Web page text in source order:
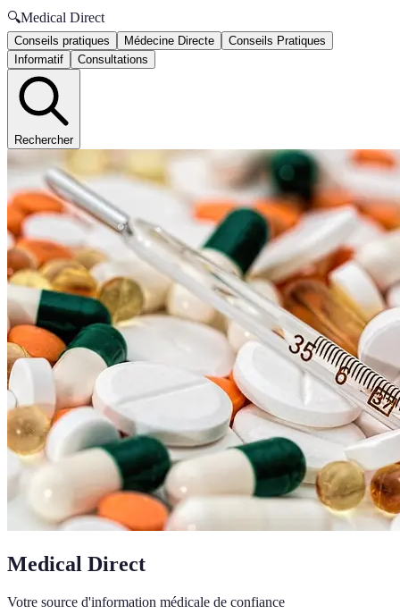
🔍Medical Direct
Conseils pratiques Médecine Directe
Conseils Pratiques
Informatif
Consultations
Rechercher
Medical Direct
Votre source d'information médicale de confiance